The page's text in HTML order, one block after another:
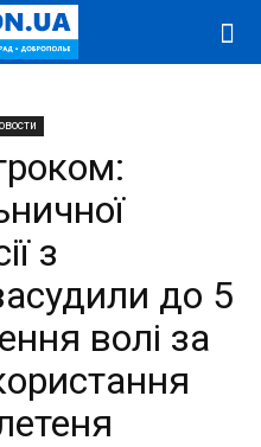
з
до 5
волі за